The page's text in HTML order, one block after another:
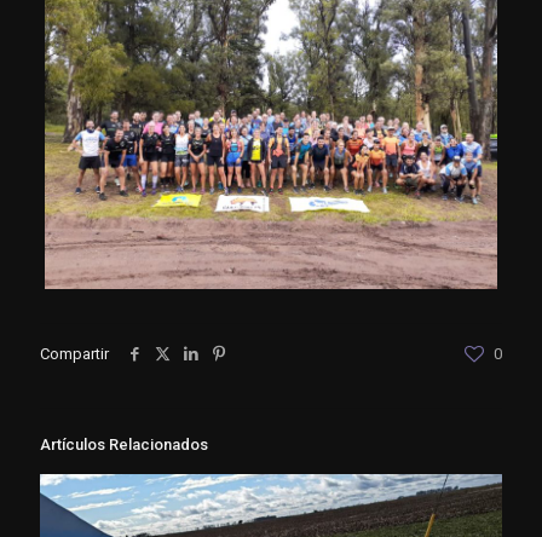
Compartir 0
Artículos Relacionados